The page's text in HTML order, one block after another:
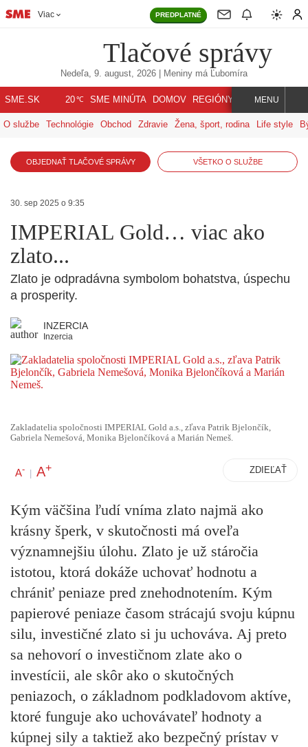
Viac PREDPLATNÉ
Tlačové správy
Nedeľa, 9. august, 2026 | Meniny má Ľubomíra
SME.SK 20℃ SME MINÚTA DOMOV REGIÓNY INDEX SVET
MENU
O službe Technológie Obchod Zdravie Žena, šport, rodina Life style
OBJEDNAŤ TLAČOVÉ SPRÁVY VŠETKO O SLUŽBE
30. sep 2025 o 9:35
IMPERIAL Gold… viac ako
zlato...
Zlato je odpradávna symbolom bohatstva, úspechu
a prosperity.
INZERCIA
Inzercia
Zakladatelia spoločnosti IMPERIAL Gold a.s., zľava Patrik Bjelončík,
Gabriela Nemešová, Monika Bjelončíková a Marián Nemeš.
A- | A+ ZDIEĽAŤ
Kým väčšina ľudí vníma zlato najmä ako
krásny šperk, v skutočnosti má oveľa
významnejšiu úlohu. Zlato je už stáročia
istotou, ktorá dokáže uchovať hodnotu a
chrániť peniaze pred znehodnotením. Kým
papierové peniaze časom strácajú svoju kúpnu
silu, investičné zlato si ju uchováva. Aj preto
sa nehovorí o investičnom zlate ako o
investícii, ale skôr ako o skutočných
peniazoch, o základnom podkladovom aktíve,
ktoré funguje ako uchovávateľ hodnoty a
kúpnej sily a taktiež ako bezpečný prístav v